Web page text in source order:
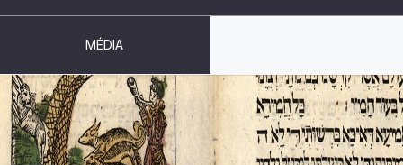
MÉDIA